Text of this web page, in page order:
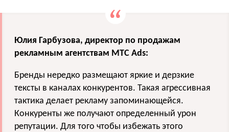
Юлия Гарбузова, директор по продажам
рекламным агентствам МТС Ads:
Бренды нередко размещают яркие и дерзкие
тексты в каналах конкурентов. Такая агрессивная
тактика делает рекламу запоминающейся.
Конкуренты же получают определенный урон
репутации. Для того чтобы избежать этого